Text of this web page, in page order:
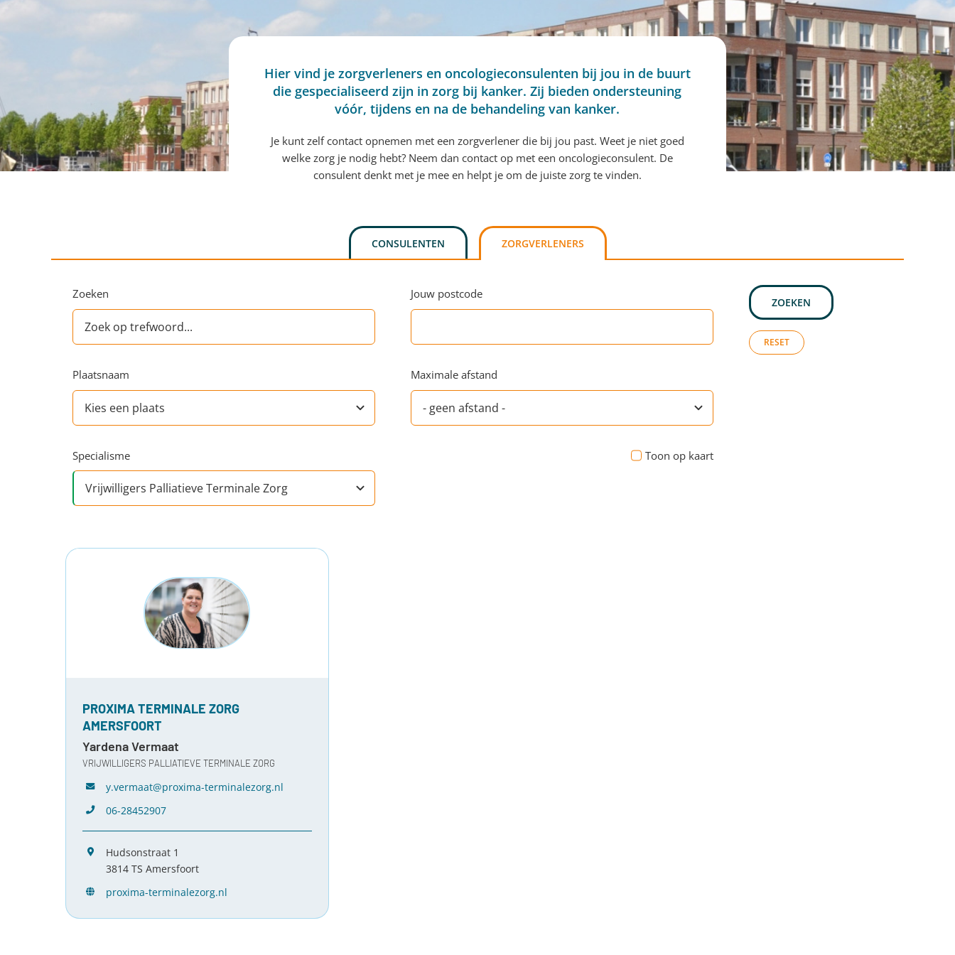
Hier vind je zorgverleners en oncologieconsulenten bij jou in de buurt
die gespecialiseerd zijn in zorg bij kanker. Zij bieden ondersteuning
vóór, tijdens en na de behandeling van kanker.
Je kunt zelf contact opnemen met een zorgverlener die bij jou past. Weet je niet goed
welke zorg je nodig hebt? Neem dan contact op met een oncologieconsulent. De
consulent denkt met je mee en helpt je om de juiste zorg te vinden.
CONSULENTEN ZORGVERLENERS
Zoeken
Plaatsnaam
Specialisme
Jouw postcode
Maximale afstand
Toon op kaart
ZOEKEN
RESET
PROXIMA TERMINALE ZORG
AMERSFOORT
Yardena Vermaat
VRIJWILLIGERS PALLIATIEVE TERMINALE ZORG
y.vermaat@proxima-terminalezorg.nl
06-28452907
Hudsonstraat 1
3814 TS Amersfoort
proxima-terminalezorg.nl